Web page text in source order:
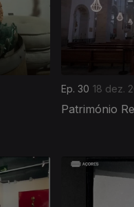
Ep. 30 18 dez.
Património